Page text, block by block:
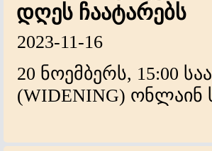
დღეს ჩაატარებს
2023-11-16
20 ნოემბერს, 15:00
(WIDENING)